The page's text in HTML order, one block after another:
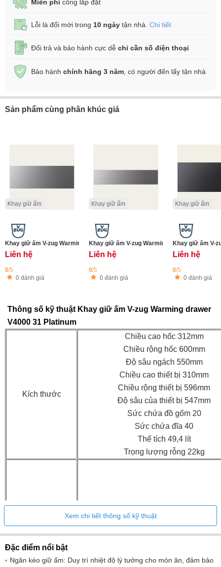
Miễn phícông lắp đặt
Lỗi là đổi mới trong 10 ngày tận nhà. Chi tiết
Đổi trả và bảo hành cực dễ chỉ cần số điện thoại
Bảo hành chính hãng 3 năm , có người đến lấy tận nhà
Sản phẩm cùng phân khúc giá
Khay giữ ấm
Khay giữ ấm V-zug WarmingDrawer V4000 22 Platinum
Liên hệ
0/5
0 đánh giá
Khay giữ ấm
Khay giữ ấm V-zug WarmingDrawer V4000 14-
Liên hệ
0/5
0 đánh giá
Khay giữ ấm
Khay giữ ấm V-
Liên hệ
0/5
0 đánh giá
Thông số kỹ thuật Khay giữ ấm V-zug Warming drawer
V4000 31 Platinum
Kích thước
Chiều cao hốc 312mm
Chiều rộng hốc 600mm
Độ sâu ngách 550mm
Chiều cao thiết bị 310mm
Chiều rộng thiết bị 596mm
Độ sâu của thiết bị 547mm
Sức chứa đồ gốm 20
Sức chứa đĩa 40
Thể tích 49,4 lít
Trọng lượng rỗng 22kg
Hiển thị và điều
khiển
Điều khiển: Điều khiển cảm ứng
Thanh trượt kéo dài hoàn toàn có thể
định
Số lượng mức nhiệt độ: 6
Xem chi tiết thông số kỹ thuật
Đặc điểm nổi bật
Ngăn kéo giữ ấm: Duy trì nhiệt độ lý tưởng cho món ăn, đảm bảo